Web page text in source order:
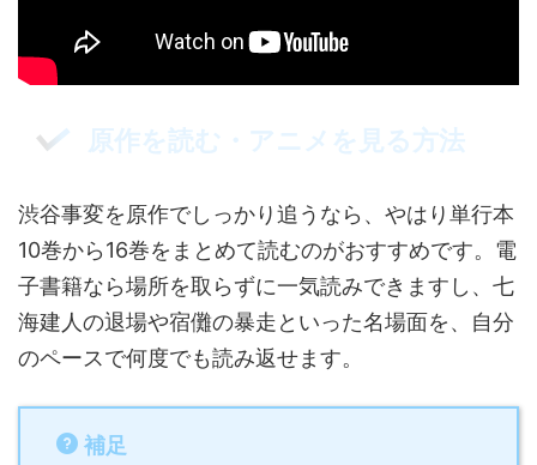
原作を読む・アニメを見る方法
渋谷事変を原作でしっかり追うなら、やはり単行本
10巻から16巻をまとめて読むのがおすすめです。電
子書籍なら場所を取らずに一気読みできますし、七
海建人の退場や宿儺の暴走といった名場面を、自分
のペースで何度でも読み返せます。
補足